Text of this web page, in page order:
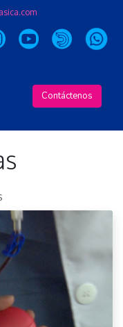
Contáctenos